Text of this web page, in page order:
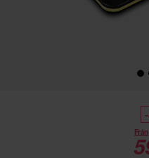
Från